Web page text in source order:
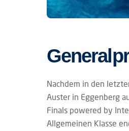
Nachdem in den
Auster in Eggenberg
Finals powered by
Allgemeinen Klasse